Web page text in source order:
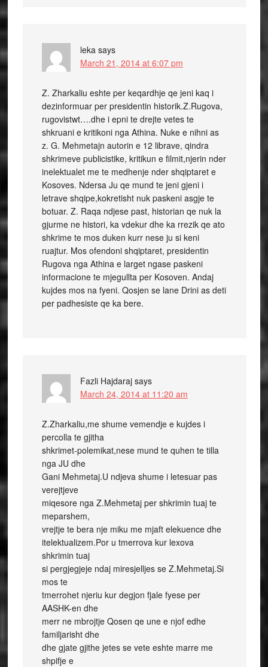
leka says
March 21, 2014 at 6:07 pm
Z. Zharkaliu eshte per keqardhje qe jeni kaq i
dezinformuar per presidentin historik.Z.Rugova,
rugovistwt….dhe i epni te drejte vetes te
shkruani e kritikoni nga Athina. Nuke e nihni as
z. G. Mehmetajn autorin e 12 librave, qindra
shkrimeve publicistike, kritikun e filmit,njerin nder
inelektualet me te medhenje nder shqiptaret e
Kosoves. Ndersa Ju qe mund te jeni gjeni i
letrave shqipe,kokretisht nuk paskeni asgje te
botuar. Z. Raqa ndjese past, historian qe nuk la
gjurme ne histori, ka vdekur dhe ka rrezik qe ato
shkrime te mos duken kurr nese ju si keni
ruajtur. Mos ofendoni shqiptaret, presidentin
Rugova nga Athina e larget ngase paskeni
informacione te mjegullta per Kosoven. Andaj
kujdes mos na fyeni. Qosjen se lane Drini as deti
per padhesiste qe ka bere.
Fazli Hajdaraj says
March 24, 2014 at 11:20 am
Z.Zharkaliu,me shume vemendje e kujdes i
percolla te gjitha
shkrimet-polemikat,nese mund te quhen te tilla
nga JU dhe
Gani Mehmetaj.U ndjeva shume i letesuar pas
verejtjeve
miqesore nga Z.Mehmetaj per shkrimin tuaj te
meparshem,
vrejtje te bera nje miku me mjaft elekuence dhe
itelektualizem.Por u tmerrova kur lexova
shkrimin tuaj
si pergjegjeje ndaj miresjelljes se Z.Mehmetaj.Si
mos te
tmerrohet njeriu kur degjon fjale fyese per
AASHK-en dhe
merr ne mbrojtje Qosen qe une e njof edhe
familjarisht dhe
dhe gjate gjithe jetes se vete eshte marre me
shpifje e